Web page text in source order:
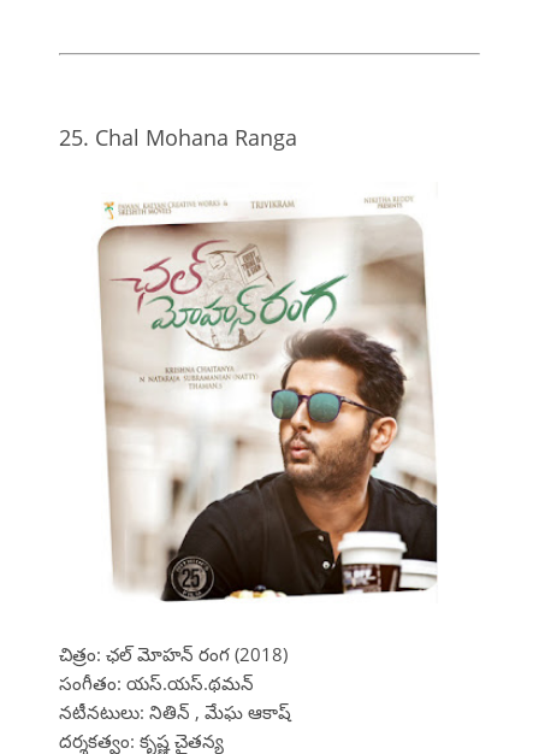
25. Chal Mohana Ranga
చిత్రం: ఛల్ మోహన్ రంగ (2018)
సంగీతం: యస్.యస్.థమన్
నటీనటులు: నితిన్ , మేఘ ఆకాష్
దర్శకత్వం: కృష్ణ చైతన్య